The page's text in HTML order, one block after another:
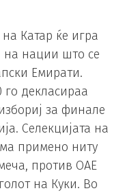
Катар ќе игра
на нации што се
Емирати.
декласираа
за финале
Селекцијата на
примено ниту
против ОАЕ
на Куки. Во